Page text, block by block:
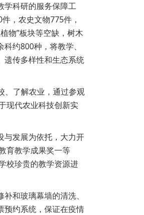
学科研的服务保障工
，农史文物775件，
物”板块等空缺，树木
约800种，将教学、
遗传多样性和生态系统
、了解农业，通过参观
现代农业科技创新实
与发展为依托，大力开
育教学成果奖一等
校珍贵的教学资源进
和玻璃幕墙的清洗、
预约系统，保证在疫情